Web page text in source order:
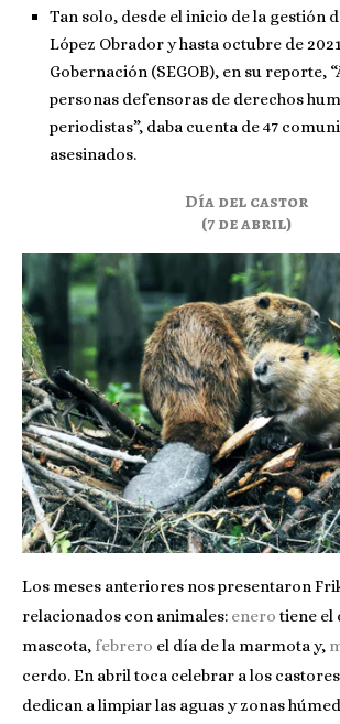
Tan solo, desde el inicio de la gestión
López Obrador y hasta octubre de
Gobernación (SEGOB), en su reporte,
personas defensoras de derechos
periodistas”, daba cuenta de 47
asesinados.
Día del castor
(7 de abril)
Los meses anteriores nos presentaron
relacionados con animales: enero tiene el
mascota, febrero el día de la marmota y,
cerdo. En abril toca celebrar a los
dedican a limpiar las aguas y zonas